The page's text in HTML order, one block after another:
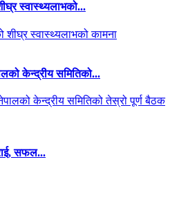
स्वास्थ्यलाभको...
केन्द्रीय समितिको...
सफल...